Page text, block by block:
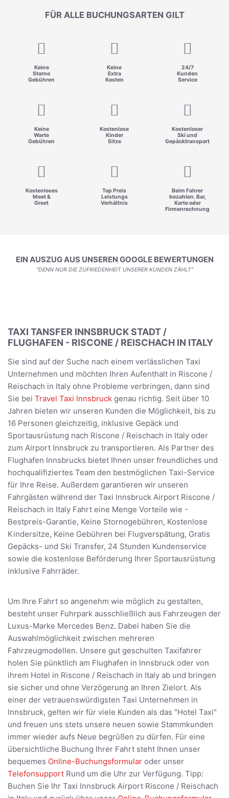
FÜR ALLE BUCHUNGSARTEN GILT
Keine
Storno
Gebühren
Keine
Extra
Kosten
24/7
Kunden
Service
Keine
Warte
Gebühren
Kostenlose
Kinder
Sitze
Kostenloser
Ski und
Gepäcktransport
Kostenloses
Meet &
Greet
Top Preis
Leistungs
Verhältnis
Beim Fahrer
bezahlen. Bar,
Karte oder
Firmenrechnung
EIN AUSZUG AUS UNSEREN GOOGLE BEWERTUNGEN
"DENN NUR DIE ZUFRIEDENHEIT UNSERER KUNDEN ZÄHLT"
TAXI TANSFER INNSBRUCK STADT /
FLUGHAFEN - RISCONE / REISCHACH IN ITALY
Sie sind auf der Suche nach einem verlässlichen Taxi
Unternehmen und möchten Ihren Aufenthalt in Riscone /
Reischach in Italy ohne Probleme verbringen, dann sind
Sie bei Travel Taxi Innsbruck genau richtig. Seit über 10
Jahren bieten wir unseren Kunden die Möglichkeit, bis zu
16 Personen gleichzeitig, inklusive Gepäck und
Sportausrüstung nach Riscone / Reischach in Italy oder
zum Airport Innsbruck zu transportieren. Als Partner des
Flughafen Innsbrucks bietet Ihnen unser freundliches und
hochqualifiziertes Team den bestmöglichen Taxi-Service
für Ihre Reise. Außerdem garantieren wir unseren
Fahrgästen während der Taxi Innsbruck Airport Riscone /
Reischach in Italy Fahrt eine Menge Vorteile wie -
Bestpreis-Garantie, Keine Stornogebühren, Kostenlose
Kindersitze, Keine Gebühren bei Flugverspätung, Gratis
Gepäcks- und Ski Transfer, 24 Stunden Kundenservice
sowie die kostenlose Beförderung Ihrer Sportausrüstung
inklusive Fahrräder.
Um Ihre Fahrt so angenehm wie möglich zu gestalten,
besteht unser Fuhrpark ausschließlich aus Fahrzeugen der
Luxus-Marke Mercedes Benz. Dabei haben Sie die
Auswahlmöglichkeit zwischen mehreren
Fahrzeugmodellen. Unsere gut geschulten Taxifahrer
holen Sie pünktlich am Flughafen in Innsbruck oder von
ihrem Hotel in Riscone / Reischach in Italy ab und bringen
sie sicher und ohne Verzögerung an Ihren Zielort. Als
einer der vetrauenswürdigsten Taxi Unternehmen in
Innsbruck, gelten wir für viele Kunden als das "Hotel Taxi"
und freuen uns stets unsere neuen sowie Stammkunden
immer wieder aufs Neue begrüßen zu dürfen. Für eine
übersichtliche Buchung Ihrer Fahrt steht Ihnen unser
bequemes Online-Buchungsformular oder unser
Telefonsupport Rund um die Uhr zur Verfügung. Tipp:
Buchen Sie Ihr Taxi Innsbruck Airport Riscone / Reischach